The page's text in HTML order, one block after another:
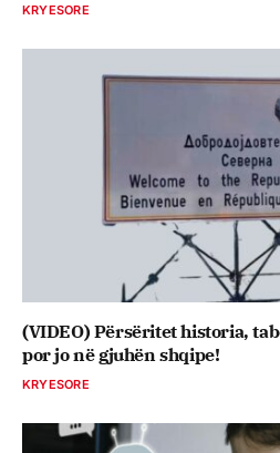
KRYESORE
(VIDEO) Përsëritet historia,
por jo në gjuhën shqipe!
KRYESORE